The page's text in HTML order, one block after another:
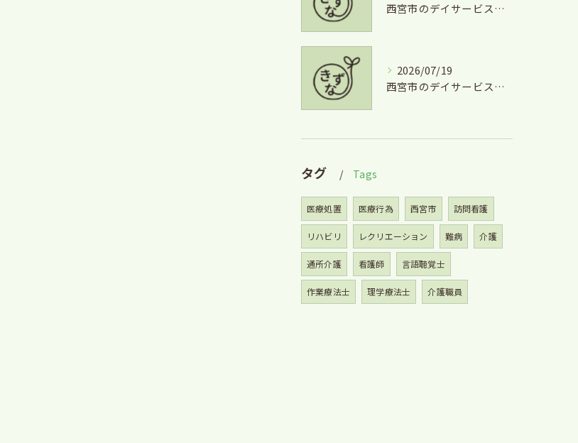
西宮市のデイサービスを気軽に利用するための短時間利用や費用徹底ガイド
2026/07/19
西宮市のデイサービス利用と掃除の安心サポート徹底ガイド
タグ Tags
医療処置 医療行為 西宮市 訪問看護
リハビリ レクリエーション 難病 介護
通所介護 看護師 言語聴覚士
作業療法士 理学療法士 介護職員